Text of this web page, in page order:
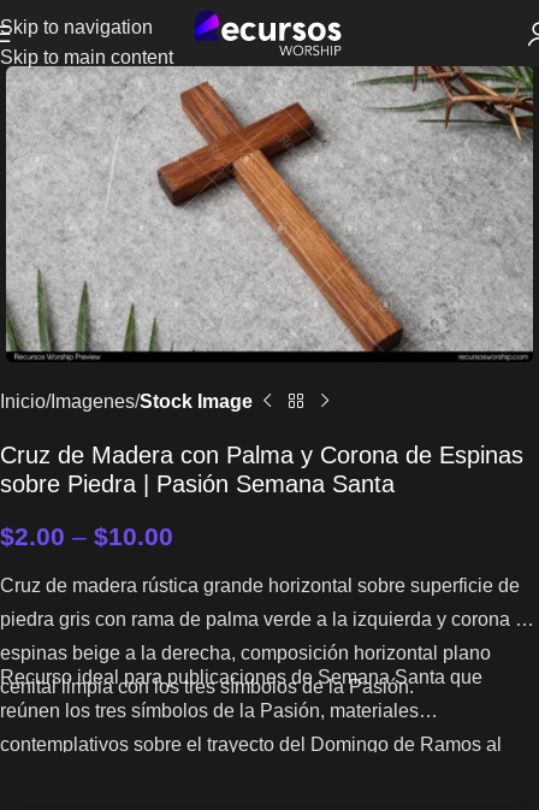
Skip to navigation
Skip to main content
Inicio Imagenes Stock Image
Cruz de Madera con Palma y Corona de Espinas
sobre Piedra | Pasión Semana Santa
$2.00 – $10.00
Cruz de madera rústica grande horizontal sobre superficie de
piedra gris con rama de palma verde a la izquierda y corona de
espinas beige a la derecha, composición horizontal plano
cenital limpia con los tres símbolos de la Pasión.
Recurso ideal para publicaciones de Semana Santa que
reúnen los tres símbolos de la Pasión, materiales
contemplativos sobre el trayecto del Domingo de Ramos al